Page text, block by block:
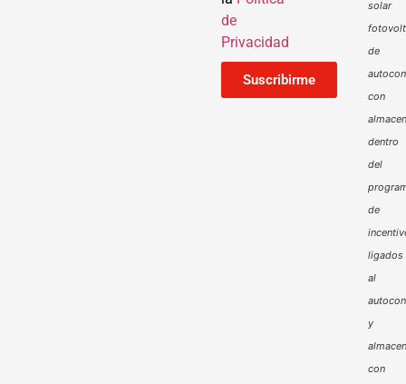
de
Privacidad
Suscribirme
solar
de
con
dentro
del
de
ligados
al
y
con